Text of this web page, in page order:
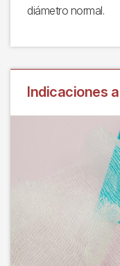
diámetro normal.
Indicaciones